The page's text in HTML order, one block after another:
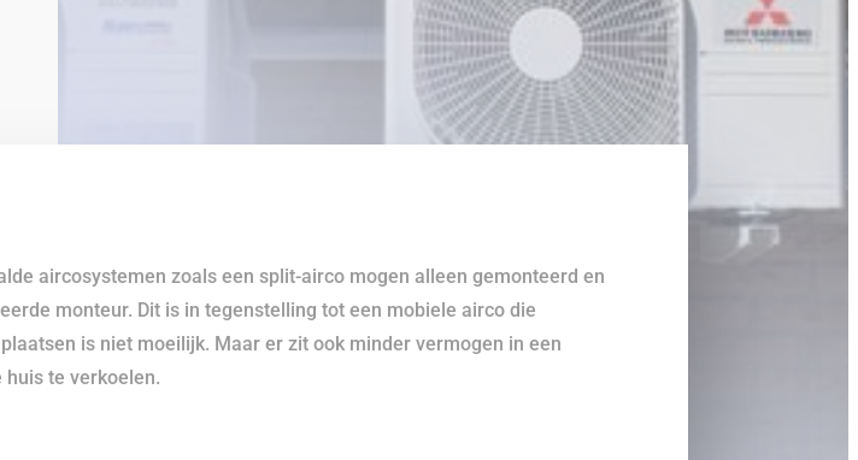
aircosystemen zoals een split-airco mogen alleen gemonteerd en
monteur. Dit is in tegenstelling tot een mobiele airco die
is niet moeilijk. Maar er zit ook minder vermogen in een
te verkoelen.